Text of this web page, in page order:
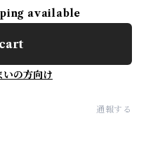
available
いの方向け
通報する